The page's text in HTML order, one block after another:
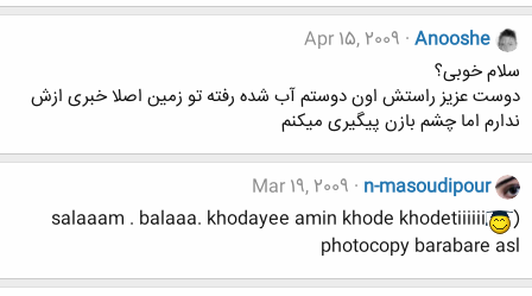
Anooshe
Apr 15, 2009
سلام خوبی؟
دوست عزیز راستش اون دوستم آب شده رفته تو زمین اصلا خبری ازش
ندارم اما چشم بازن پیگیری میکنم
n-masoudipour
Mar 19, 2009
salaaam . balaaa. khodayee amin khode khodetiiiiii
)
photocopy barabare asl